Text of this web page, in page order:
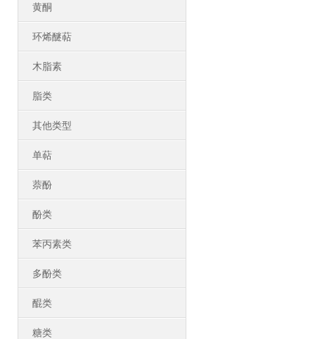
黄酮
环烯醚萜
木脂素
脂类
其他类型
单萜
萘酚
酚类
苯丙素类
多酚类
醌类
糖类